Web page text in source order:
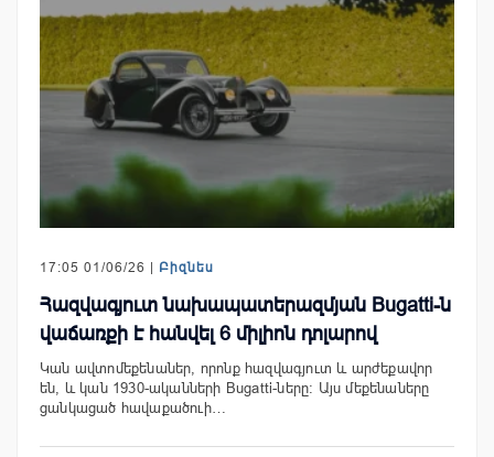
17:05 01/06/26 | Բիզնես
Հազվագյուտ նախապատերազմյան Bugatti-ն
վաճառքի է հանվել 6 միլիոն դոլարով
Կան ավտոմեքենաներ, որոնք հազվագյուտ և արժեքավոր
են, և կան 1930-ականների Bugatti-ները։ Այս մեքենաները
ցանկացած հավաքածուի…